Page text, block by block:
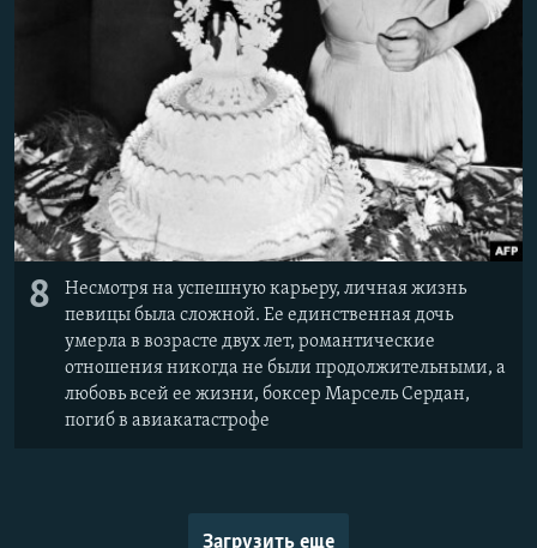
8
Несмотря на успешную карьеру, личная жизнь
певицы была сложной. Ее единственная дочь
умерла в возрасте двух лет, романтические
отношения никогда не были продолжительными, а
любовь всей ее жизни, боксер Марсель Сердан,
погиб в авиакатастрофе
Загрузить еще